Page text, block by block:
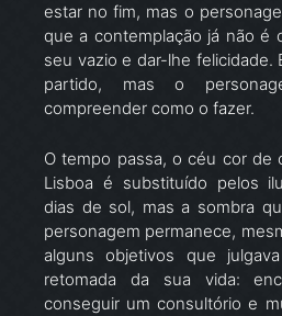
estar no fim, mas o
que a contemplação já não é
seu vazio e dar-lhe felicidade.
partido, mas o
compreender como o fazer.
O tempo passa, o céu cor de
Lisboa é substituído pelos
dias de sol, mas a sombra
personagem permanece,
alguns objetivos que
retomada da sua vida:
conseguir um consultório e